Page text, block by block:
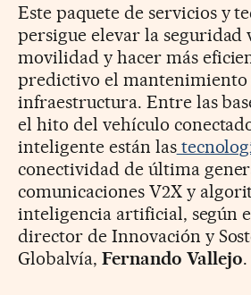
Este paquete de servicios y
persigue elevar la
movilidad y hacer más
predictivo el mantenimiento
infraestructura. Entre las
el hito del vehículo
inteligente están las
conectividad de última
comunicaciones V2X y
inteligencia artificial, según
director de Innovación y
Globalvía, Fernando Vallejo.